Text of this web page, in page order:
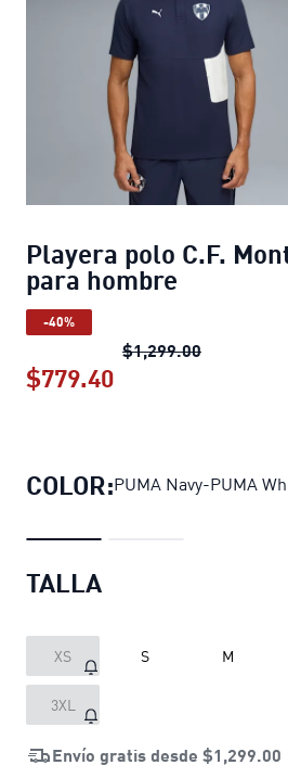
Playera polo C.F.
para hombre
-40%
$1,299.00Playera
$779.40
COLOR:PUMA Navy-PUMA
TALLA
XS S M
3XL
Envío gratis desde $1,299.00